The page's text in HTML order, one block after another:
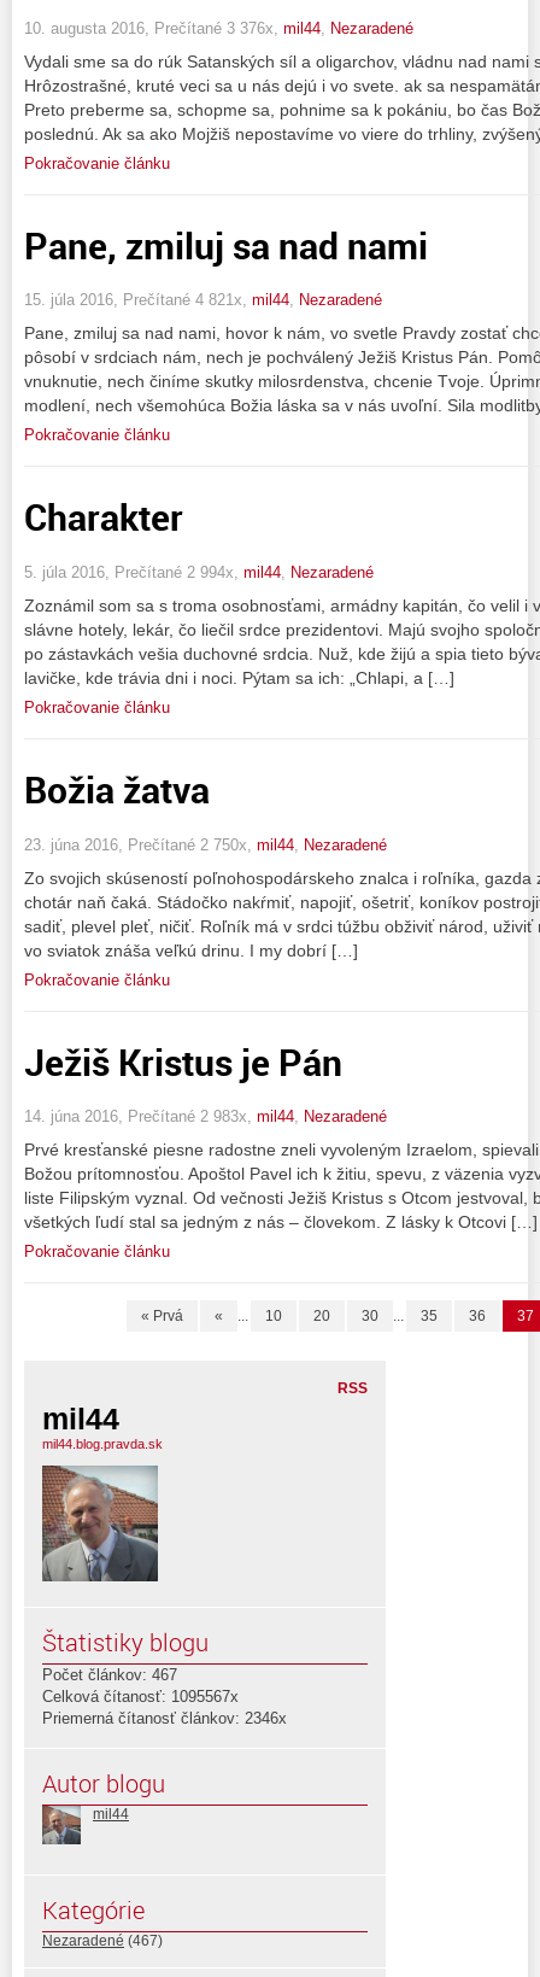
10. augusta 2016, Prečítané 3 376x, mil44 Nezaradené
Vydali sme sa do rúk Satanských síl a oligarchov, vládnu nad nami
Hrôzostrašné, kruté veci sa u nás dejú i vo svete. ak sa
Preto preberme sa, schopme sa, pohnime sa k pokániu, bo čas
poslednú. Ak sa ako Mojžiš nepostavíme vo viere do trhliny,
Pokračovanie článku
Pane, zmiluj sa nad nami
15. júla 2016, Prečítané 4 821x, mil44, Nezaradené
Pane, zmiluj sa nad nami, hovor k nám, vo svetle Pravdy zostať
pôsobí v srdciach nám, nech je pochválený Ježiš Kristus Pán.
vnuknutie, nech činíme skutky milosrdenstva, chcenie Tvoje.
modlení, nech všemohúca Božia láska sa v nás uvoľní. Sila
Pokračovanie článku
Charakter
5. júla 2016, Prečítané 2 994x, mil44 Nezaradené
Zoznámil som sa s troma osobnosťami, armádny kapitán, čo velil i
slávne hotely, lekár, čo liečil srdce prezidentovi. Majú svojho
po zástavkách vešia duchovné srdcia. Nuž, kde žijú a spia tieto
lavičke, kde trávia dni i noci. Pýtam sa ich: „Chlapi, a […]
Pokračovanie článku
Božia žatva
23. júna 2016, Prečítané 2 750x, mil44 Nezaradené
Zo svojich skúseností poľnohospodárskeho znalca i roľníka, gazda
chotár naň čaká. Stádočko nakŕmiť, napojiť, ošetriť, koníkov
sadiť, plevel pleť, ničiť. Roľník má v srdci túžbu obživiť národ, uživiť
vo sviatok znáša veľkú drinu. I my dobrí […]
Pokračovanie článku
Ježiš Kristus je Pán
14. júna 2016, Prečítané 2 983x, mil44, Nezaradené
Prvé kresťanské piesne radostne zneli vyvoleným Izraelom,
Božou prítomnosťou. Apoštol Pavel ich k žitiu, spevu, z väzenia
liste Filipským vyznal. Od večnosti Ježiš Kristus s Otcom jestvoval,
všetkých ľudí stal sa jedným z nás – človekom. Z lásky k Otcovi […]
Pokračovanie článku
« Prvá « ... 10 20 30 ... 35 36 37
RSS
mil44
mil44.blog.pravda.sk
Štatistiky blogu
Počet článkov: 467
Celková čítanosť: 1095567x
Priemerná čítanosť článkov: 2346x
Autor blogu
mil44
Kategórie
Nezaradené (467)